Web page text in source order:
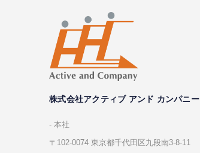
株式会社アクティブ アンド カンパニー
本社
〒102-0074 東京都千代⽥区九段南3-8-11